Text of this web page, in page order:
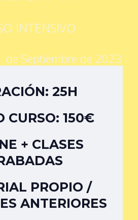
INTENSIVO
de Septiembre de 2023
25H
CURSO: 150€
+ CLASES
PROPIO /
ANTERIORES